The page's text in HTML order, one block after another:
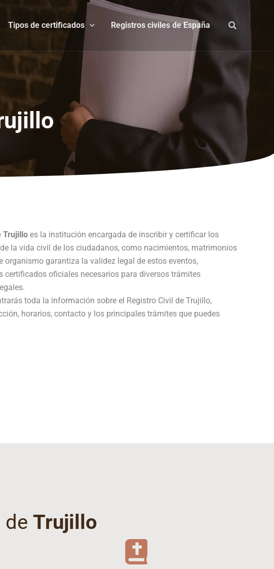
Tipos de certificados Registros civiles de España
Trujillo es la institución encargada de inscribir y certificar los
la vida civil de los ciudadanos, como nacimientos, matrimonios
organismo garantiza la validez legal de estos eventos,
certificados oficiales necesarios para diversos trámites
toda la información sobre el Registro Civil de Trujillo,
horarios, contacto y los principales trámites que puedes
Trujillo